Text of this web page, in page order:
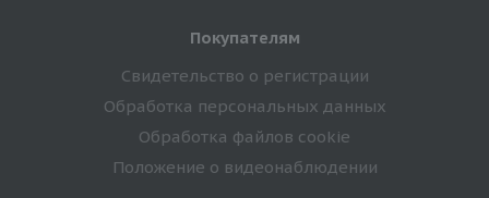
Покупателям
Свидетельство о регистрации
Обработка персональных данных
Обработка файлов cookie
Положение о видеонаблюдении